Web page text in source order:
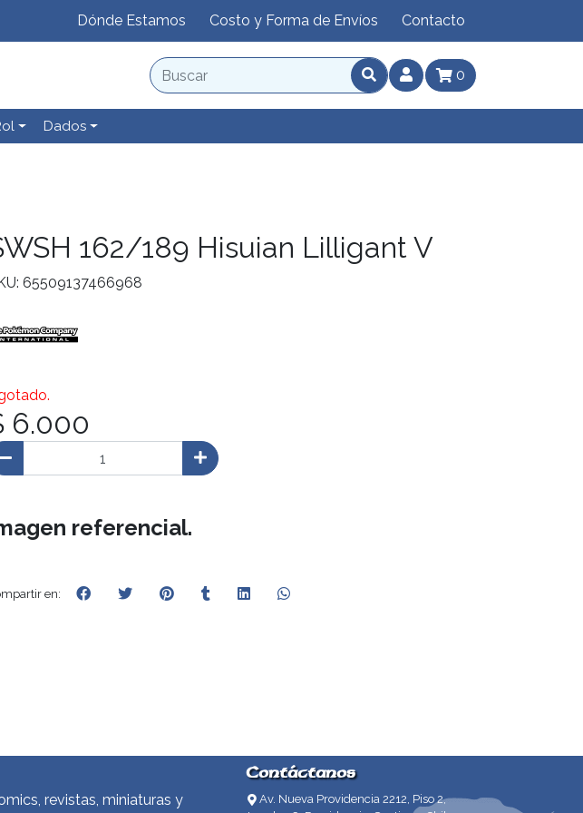
Dónde Estamos Costo y Forma de Envíos Contacto
0
Dados
162/189 Hisuian Lilligant V
65509137466968
6.000
referencial.
en:
revistas, miniaturas y
Contáctanos
Av. Nueva Providencia 2212, Piso 2,